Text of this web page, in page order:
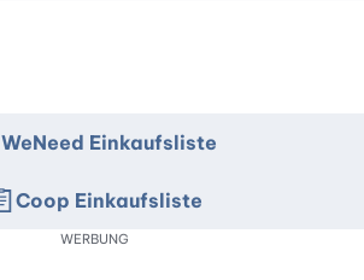
WeNeed Einkaufsliste
Coop Einkaufsliste
WERBUNG